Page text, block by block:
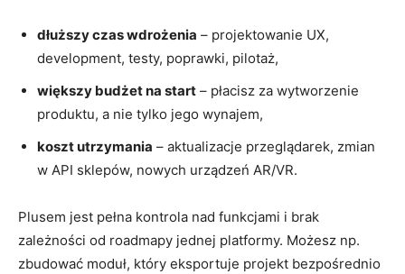
dłuższy czas wdrożenia – projektowanie UX,
development, testy, poprawki, pilotaż,
większy budżet na start – płacisz za wytworzenie
produktu, a nie tylko jego wynajem,
koszt utrzymania – aktualizacje przeglądarek, zmian
w API sklepów, nowych urządzeń AR/VR.
Plusem jest pełna kontrola nad funkcjami i brak
zależności od roadmapy jednej platformy. Możesz np.
zbudować moduł, który eksportuje projekt bezpośrednio